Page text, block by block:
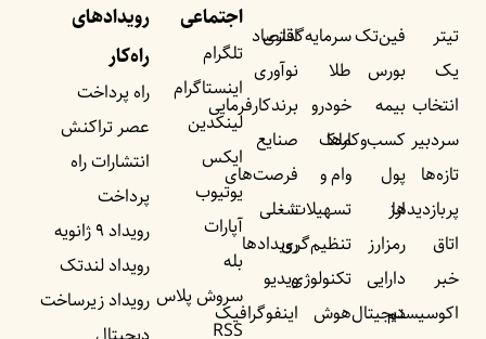
تیتر
یک
انتخاب
سردبیر
تازه‌ها
پربازدید‌ها
اتاق
خبر
اکوسیستم
فین‌تک
بورس
بیمه
کسب‌وکار‌ها
پول
ارز
رمزارز
دارایی
دیجیتال
سرمایه‌گذاری
طلا
خودرو
ملک
وام و
تسهیلات
تنظیم‌گری
تکنولوژی
هوش
اقتصاد
نوآوری
برندکارفرمایی
صنایع
فرصت‌های
شغلی
رویداد‌ها
ویدیو
اینفوگرافیک
اجتماعی
تلگرام
اینستاگرام
لینکدین
ایکس
یوتیوب
آپارات
بله
سروش پلاس
RSS
رویداد‌های
راه‌کار
راه پرداخت
عصر تراکنش
انتشارات راه
پرداخت
رویداد ۹ ژانویه
رویداد لندتک
رویداد زیرساخت